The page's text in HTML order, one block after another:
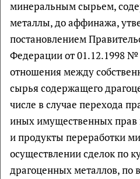
минеральным сырьем,
металлы, до аффинажа,
постановлением
Федерации от 01.12.1998 №
отношения между
сырья содержащего
числе в случае перехода
иных имущественных прав
и продукты переработки
осуществлении сделок по
драгоценных металлов, по